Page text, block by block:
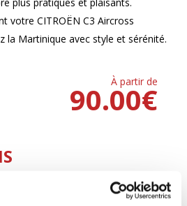
votre CITROËN C3 Aircross
la Martinique avec style et sérénité.
À partir de
€
90.00
AUTOMATIQUE